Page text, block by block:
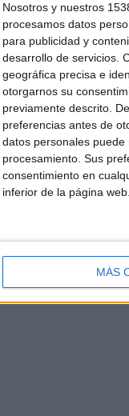
Nosotros y nuestros
procesamos datos
para publicidad y
desarrollo de servicios.
geográfica precisa e
otorgarnos su
previamente descrito.
preferencias antes de
datos personales
procesamiento. Sus
consentimiento en
inferior de la página web.
MÁS